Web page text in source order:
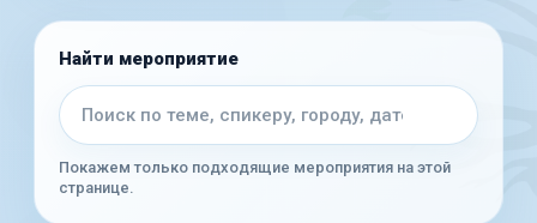
Найти мероприятие
Покажем только подходящие мероприятия на этой
странице.